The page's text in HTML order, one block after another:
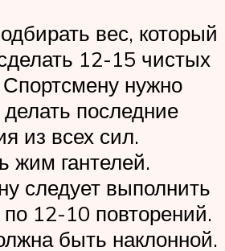
вес, который
12-15 чистых
нужно
делать последние
из всех сил.
жим гантелей.
следует выполнить
12-10 повторений.
быть наклонной.